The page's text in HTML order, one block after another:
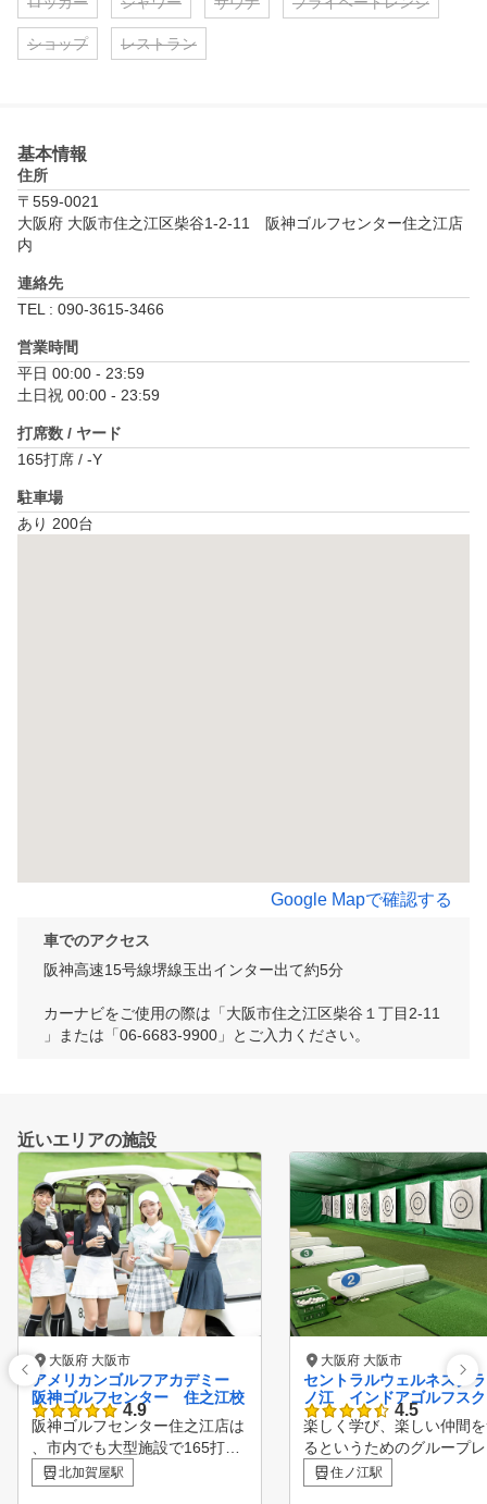
ショップ レストラン
基本情報
住所
〒559-0021
大阪府 大阪市住之江区柴谷1-2-11　阪神ゴルフセンター住之江店
内
連絡先
TEL : 090-3615-3466
営業時間
平日 00:00 - 23:59
土日祝 00:00 - 23:59
打席数 / ヤード
165打席 / -Y
駐車場
あり 200台
Google Mapで確認する
車でのアクセス
阪神高速15号線堺線玉出インター出て約5分
カーナビをご使用の際は「大阪市住之江区柴谷１丁目2-11
」または「06-6683-9900」とご入力ください。
近いエリアの施設
大阪府 大阪市
アメリカンゴルフアカデミー
阪神ゴルフセンター 住之江校
4.9
阪神ゴルフセンター住之江店は
、市内でも大型施設で165打席
300ヤードというゴルファーに
とっては最高の練習場施設です
北加賀屋駅
大阪府 大阪市
セントラルウェルネスク
ノ江 インドアゴルフス
4.5
楽しく学び、楽しい仲間
るというためのグループ
ン形態ですが、レッスン
人それぞれに合ったパー
住ノ江駅